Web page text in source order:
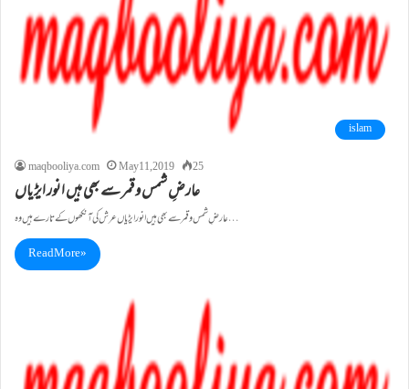
islam
maqbooliya.com
May 11, 2019 25
عارضِ شمس و قمر سے بھی ہیں انور ایڑیاں
عارضِ شمس و قمر سے بھی ہیں انور ایڑیاں عرش کی آنکھوں کے تارے ہیں وہ…
Read More »